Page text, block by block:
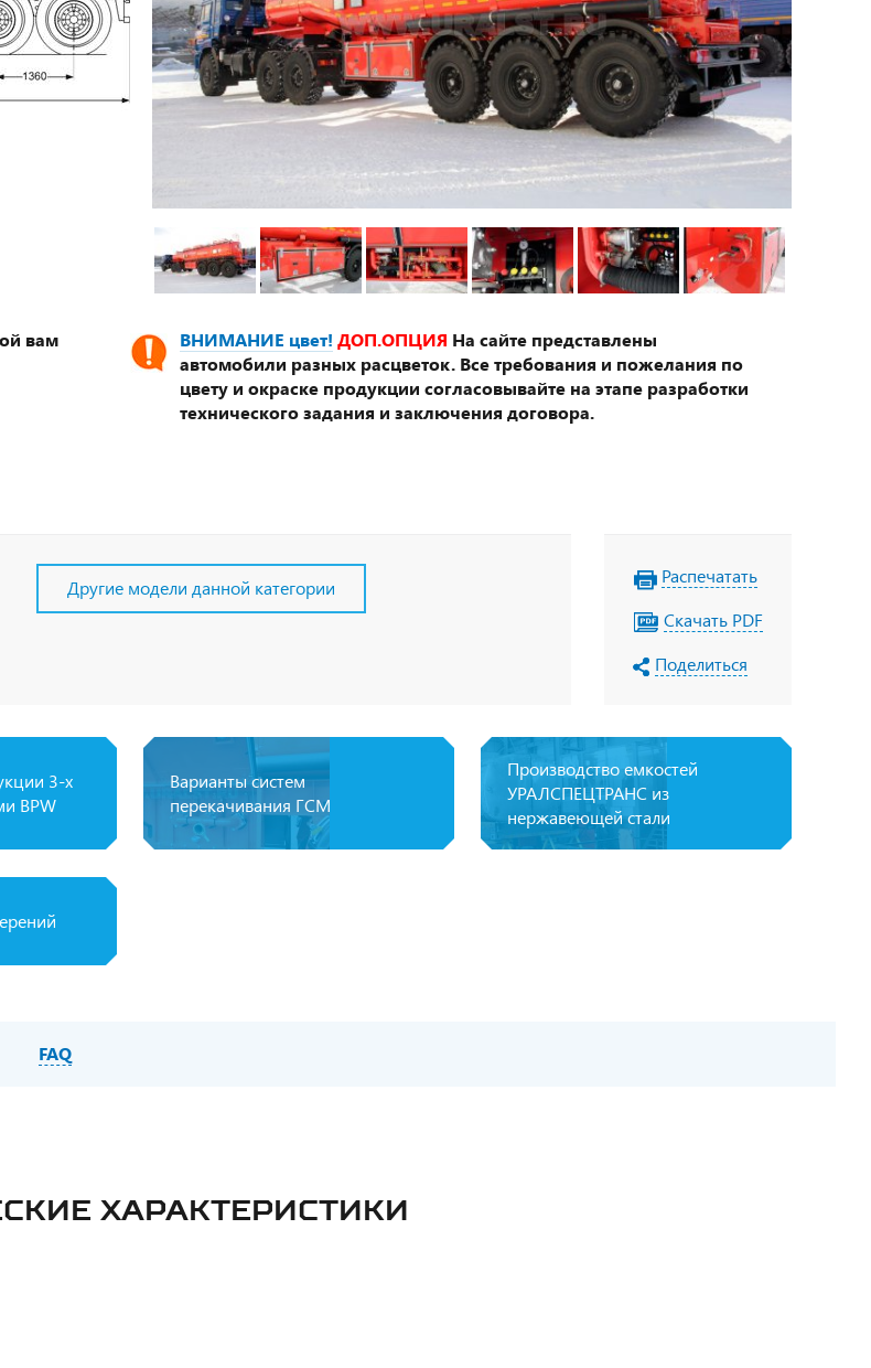
вам
ВНИМАНИЕ цвет! ДОП.ОПЦИЯ На сайте представлены
автомобили разных расцветок. Все требования и пожелания по
цвету и окраске продукции согласовывайте на этапе разработки
технического задания и заключения договора.
Другие модели данной категории
Распечатать
Скачать PDF
Поделиться
3-х
BPW
Варианты систем
перекачивания ГСМ
Производство емкостей
УРАЛСПЕЦТРАНС из
нержавеющей стали
FAQ
ХАРАКТЕРИСТИКИ